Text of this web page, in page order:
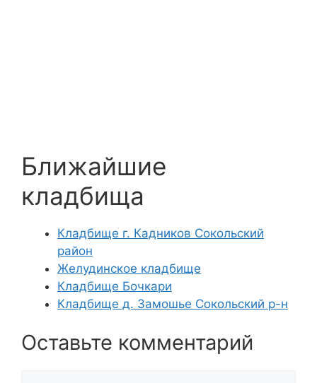
Ближайшие
кладбища
Кладбище г. Кадников Сокольский
район
Желудинское кладбище
Кладбище Бочкари
Кладбище д. Замошье Сокольский р-н
Оставьте комментарий